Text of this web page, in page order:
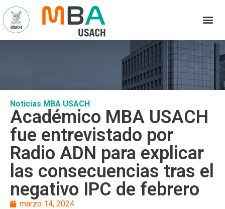
Noticias MBA USACH
Académico MBA USACH
fue entrevistado por
Radio ADN para explicar
las consecuencias tras el
negativo IPC de febrero
marzo 14, 2024